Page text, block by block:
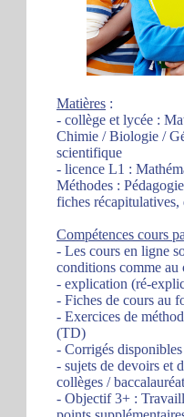
Matières :
- collège et lycée :
Chimie / Biologie /
scientifique
- licence L1 :
Méthodes :
fiches récapitulatives,
Compétences cours
- Les cours en ligne
conditions comme
- explication (ré-
- Fiches de cours au
- Exercices de
(TD)
- Corrigés
- sujets de devoirs et
collèges /
- Objectif 3+ :